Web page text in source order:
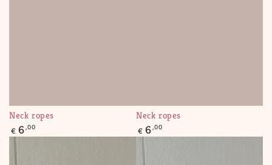
Neck ropes
Regular
price
€ 6,00
Neck ropes
Regular
price
€ 6,00